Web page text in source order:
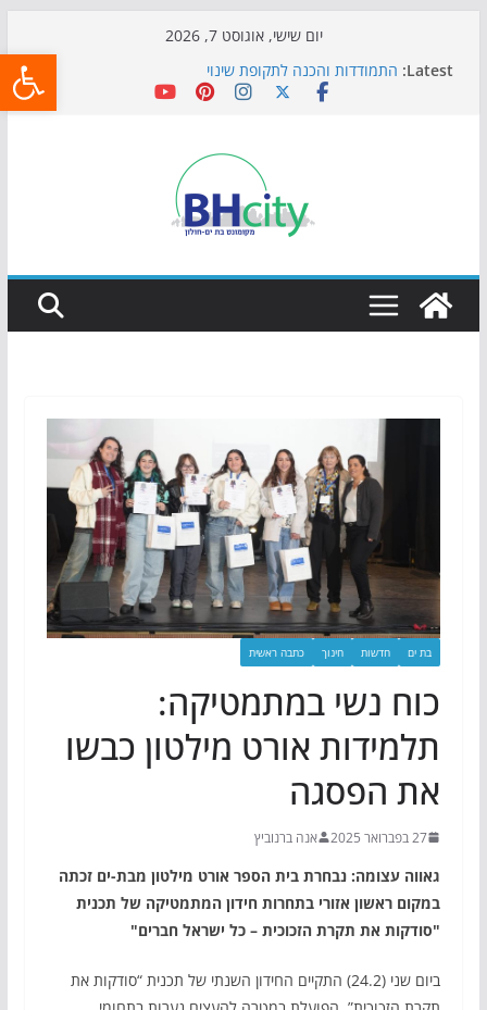
יום שישי, אוגוסט 7, 2026
Latest: התמודדות והכנה לתקופת שינוי
אי ההרפתקאות ממשיך לכבוש את הגינות: מאות משפחות
כדורגל באווירה מיוחדת: הקרנת גמר המונדיאל בטרמינל
הקיץ של בני הנוער בבת־ים: חוף הריביירה הופך למרחב
בטוח בשעות הערב
בת ים חדשות חינוך כתבה ראשית
כוח נשי במתמטיקה:
תלמידות אורט מילטון כבשו
את הפסגה
27 בפברואר 2025 אנה ברנוביץ
גאווה עצומה: נבחרת בית הספר אורט מילטון מבת-ים זכתה
במקום ראשון אזורי בתחרות חידון המתמטיקה של תכנית
"סודקות את תקרת הזכוכית – כל ישראל חברים"
ביום שני (24.2) התקיים החידון השנתי של תכנית “סודקות את